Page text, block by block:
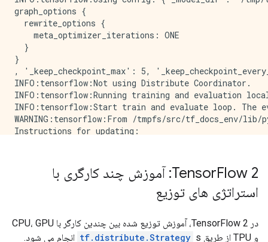
graph_options {
  rewrite_options {
    meta_optimizer_iterations: ONE
  }
}
, '_keep_checkpoint_max': 5,
INFO:tensorflow:Not using Distribute Coordinator.
INFO:tensorflow:Running training and evaluation
INFO:tensorflow:Start train and evaluate loop. The
WARNING:tensorflow:From /tmpfs/src/
Instructions for updating:
WARNING:tensorflow:From /tmpfs/src/
Instructions for updating:
Call initializer instance with the dtype argument
INFO:tensorflow:Done calling model_fn.
INFO:tensorflow:Graph was finalized.
INFO:tensorflow:Running local_init_op.
TensorFlow 2: آموزش چند کارگری با
استراتژی های توزیع
در TensorFlow 2، آموزش توزیع شده بین چندین کارگر با CPU، GPU
و TPU از طریق
tf.distribute.Strategy s انجام می شود.